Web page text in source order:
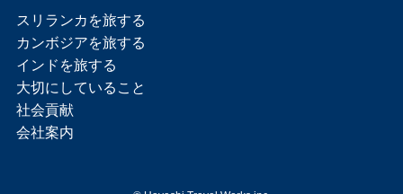
スリランカを旅する
カンボジアを旅する
インドを旅する
大切にしていること
社会貢献
会社案内